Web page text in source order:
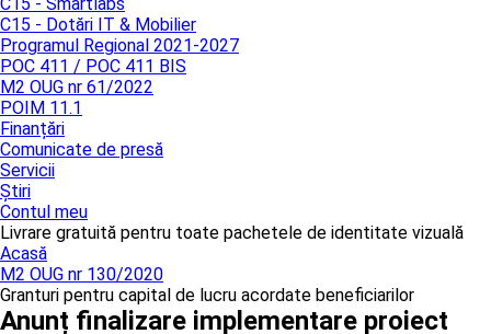
C15 - Smartlabs
C15 - Dotări IT & Mobilier
Programul Regional 2021-2027
POC 411 / POC 411 BIS
M2 OUG nr 61/2022
POIM 11.1
Finanțări
Comunicate de presă
Servicii
Știri
Contul meu
Livrare gratuită pentru toate pachetele de identitate vizuală
Acasă
M2 OUG nr 130/2020
Granturi pentru capital de lucru acordate beneficiarilor
Anunț finalizare implementare proiect